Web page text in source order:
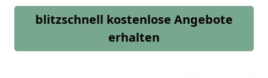
blitzschnell kostenlose Angebote
erhalten